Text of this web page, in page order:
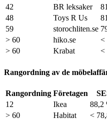
42
BR leksaker
48
Toys R Us
59
storochliten.se
> 60
hiko.se
<
> 60
Krabat <
Rangordning av de
Rangordning Företagen
12
Ikea
88,2
> 60
Habitat
<